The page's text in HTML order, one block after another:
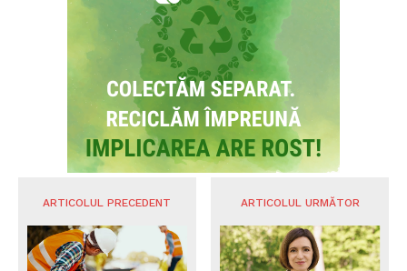
ARTICOLUL PRECEDENT ARTICOLUL URMĂTOR